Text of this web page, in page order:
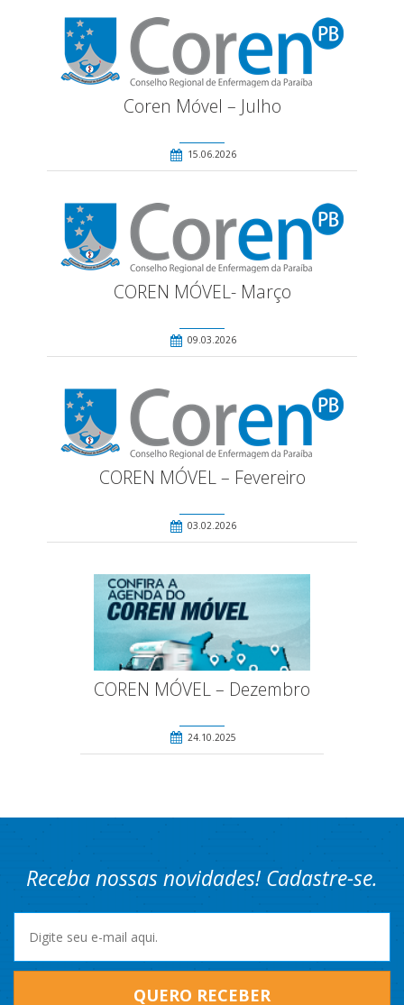
Coren Móvel – Julho
15.06.2026
COREN MÓVEL- Março
09.03.2026
COREN MÓVEL – Fevereiro
03.02.2026
COREN MÓVEL – Dezembro
24.10.2025
Receba nossas novidades! Cadastre-se.
QUERO RECEBER